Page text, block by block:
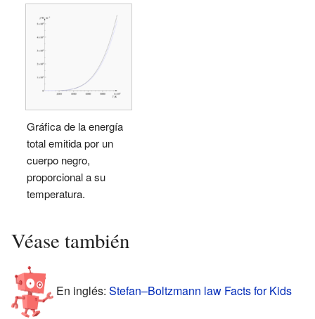
Gráfica de la energía
total emitida por un
cuerpo negro,
proporcional a su
temperatura.
Véase también
En inglés: Stefan–Boltzmann law Facts for Kids